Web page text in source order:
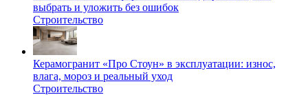
выбрать и уложить без ошибок
Строительство
Керамогранит «Про Стоун» в эксплуатации: износ,
влага, мороз и реальный уход
Строительство